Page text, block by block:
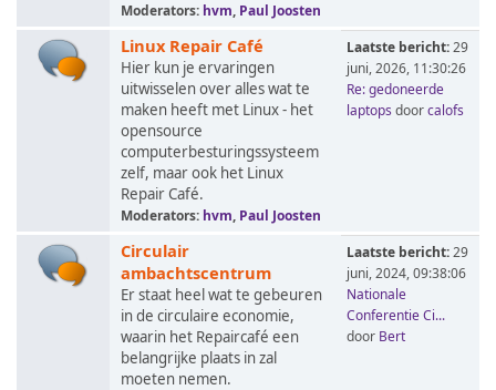
Moderators: hvm, Paul Joosten
Linux Repair Café
Hier kun je ervaringen
uitwisselen over alles wat te
maken heeft met Linux - het
opensource
computerbesturingssysteem
zelf, maar ook het Linux
Repair Café.
Moderators: hvm, Paul Joosten
Laatste bericht:29
juni, 2026, 11:30:26
Re: gedoneerde
laptops doorcalofs
Circulair
ambachtscentrum
Er staat heel wat te gebeuren
in de circulaire economie,
waarin het Repaircafé een
belangrijke plaats in zal
moeten nemen.
Laatste bericht:29
juni, 2024, 09:38:06
Nationale
Conferentie Ci...
door Bert